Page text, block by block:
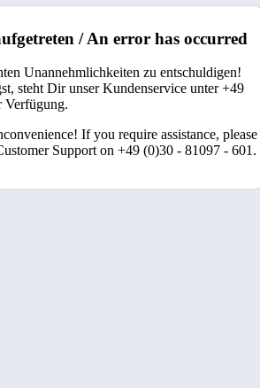
/ An error has occurred
Unannehmlichkeiten zu entschuldigen!
steht Dir unser Kundenservice unter +49
Verfügung.
If you require assistance, please
Support on +49 (0)30 - 81097 - 601.